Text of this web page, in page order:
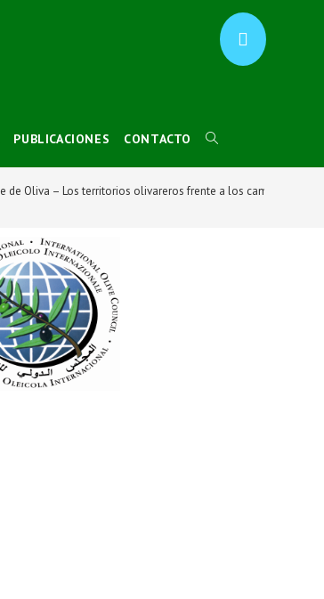
PUBLICACIONES CONTACTO
de Oliva – Los territorios olivareros frente a los cambios